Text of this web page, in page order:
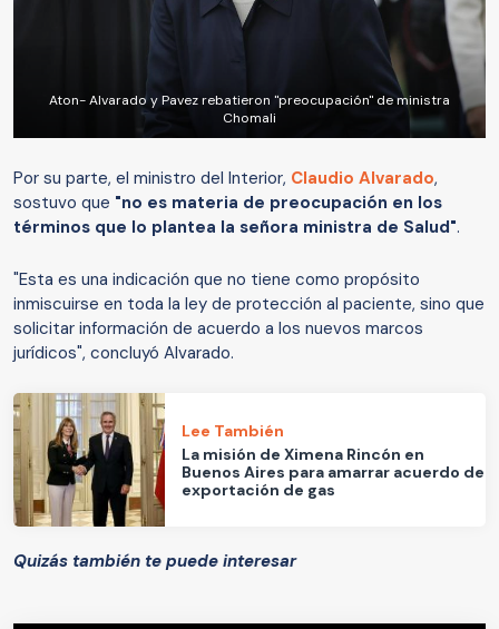
Aton- Alvarado y Pavez rebatieron "preocupación" de ministra
Chomali
Por su parte, el ministro del Interior, Claudio Alvarado,
sostuvo que "no es materia de preocupación en los
términos que lo plantea la señora ministra de Salud".
"Esta es una indicación que no tiene como propósito
inmiscuirse en toda la ley de protección al paciente, sino que
solicitar información de acuerdo a los nuevos marcos
jurídicos", concluyó Alvarado.
Lee También
La misión de Ximena Rincón en
Buenos Aires para amarrar acuerdo de
exportación de gas
Quizás también te puede interesar